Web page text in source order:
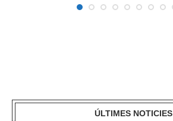
ÚLTIMES NOTICIES